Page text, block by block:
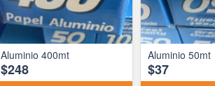
Aluminio 400mt
$248
Aluminio 50mt
$37